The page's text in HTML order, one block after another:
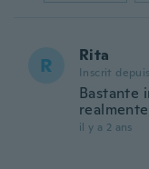
R Rita
Inscrit
Bastante
il y a 2 ans